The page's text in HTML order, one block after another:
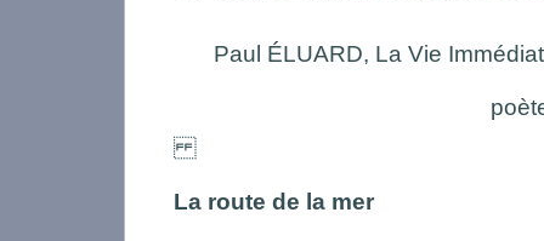
Paul ÉLUARD, La Vie
La route de la mer